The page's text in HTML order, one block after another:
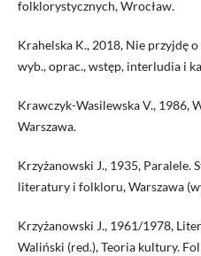
folklorystycznych, Wrocław.
Krahelska K., 2018, Nie przyjdę
wyb., oprac., wstęp, interludia i
Krawczyk-Wasilewska V., 1986,
Warszawa.
Krzyżanowski J., 1935, Paralele.
literatury i folkloru, Warszawa
Krzyżanowski J., 1961/1978,
Waliński (red.), Teoria kultury.